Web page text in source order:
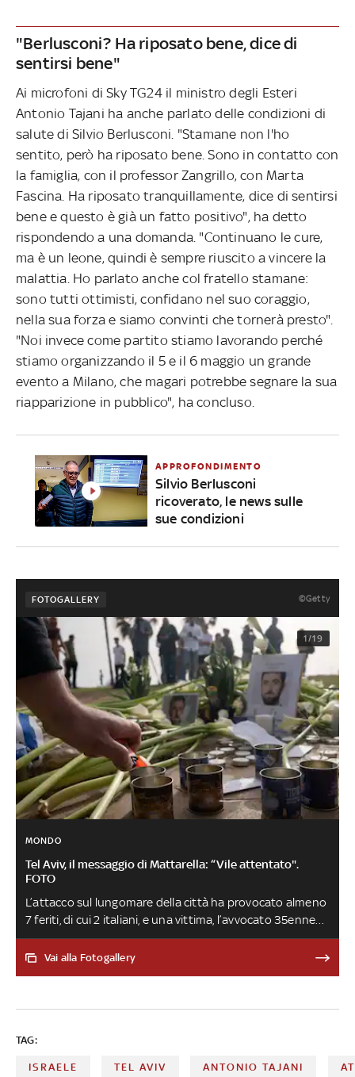
"Berlusconi? Ha riposato bene, dice di
sentirsi bene"
Ai microfoni di Sky TG24 il ministro degli Esteri
Antonio Tajani ha anche parlato delle condizioni di
salute di Silvio Berlusconi. "Stamane non l'ho
sentito, però ha riposato bene. Sono in contatto con
la famiglia, con il professor Zangrillo, con Marta
Fascina. Ha riposato tranquillamente, dice di sentirsi
bene e questo è già un fatto positivo", ha detto
rispondendo a una domanda. "Continuano le cure,
ma è un leone, quindi è sempre riuscito a vincere la
malattia. Ho parlato anche col fratello stamane:
sono tutti ottimisti, confidano nel suo coraggio,
nella sua forza e siamo convinti che tornerà presto".
"Noi invece come partito stiamo lavorando perché
stiamo organizzando il 5 e il 6 maggio un grande
evento a Milano, che magari potrebbe segnare la sua
riapparizione in pubblico", ha concluso.
APPROFONDIMENTO
Silvio Berlusconi
ricoverato, le news sulle
sue condizioni
FOTOGALLERY ©Getty
1/19
MONDO
Tel Aviv, il messaggio di Mattarella: “Vile attentato".
FOTO
L’attacco sul lungomare della città ha provocato almeno
7 feriti, di cui 2 italiani, e una vittima, l’avvocato 35enne
Alessandro Parini. L’uomo alla guida dell'auto che ha
travolto i passanti avrebbe cercato di sparare prima di
il gruppo di italiani coinvolto nell'attentato è rientrato in
omicidio, attentato terroristico e lesioni
Vai alla Fotogallery
TAG:
ISRAELE TEL AVIV ANTONIO TAJANI